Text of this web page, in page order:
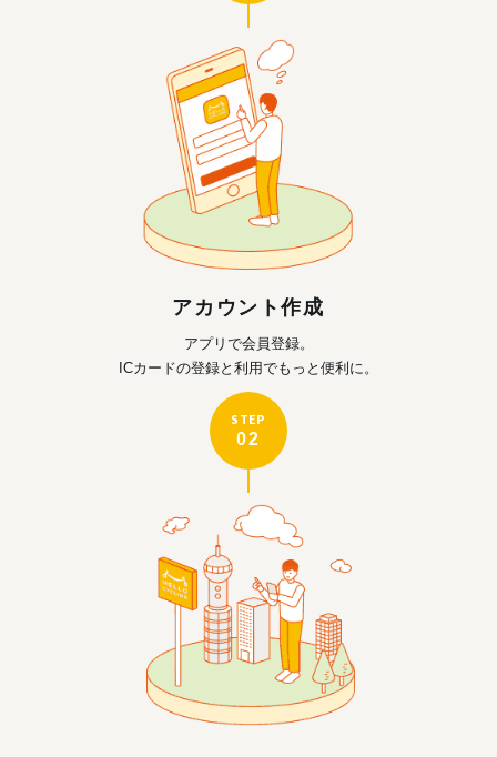
アカウント作成
アプリで会員登録。
ICカードの登録と利用でもっと便利に。
STEP
02